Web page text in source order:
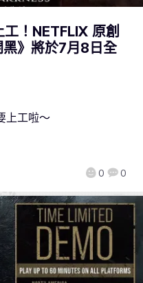
工！NETFLIX 原創
》將於7月8日全
0 0
上工啦～